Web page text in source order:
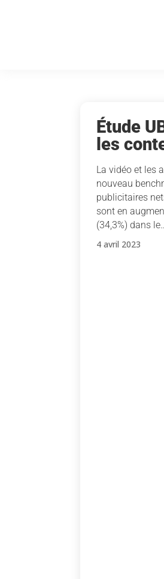
Étude
les
La vidéo et les
nouveau
publicitaires
sont en
(34,3%) dans
4 avril 2023